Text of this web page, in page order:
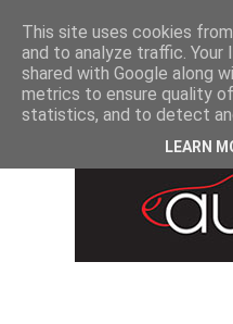
This site uses cookies
and to analyze traffic. Your
shared with Google along
metrics to ensure quality
statistics, and to detect
LEARN